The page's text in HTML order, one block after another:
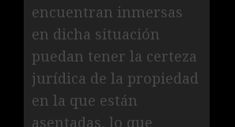
encuentran inmersas
en dicha situación
puedan tener la certeza
jurídica de la propiedad
en la que están
asentadas, lo que